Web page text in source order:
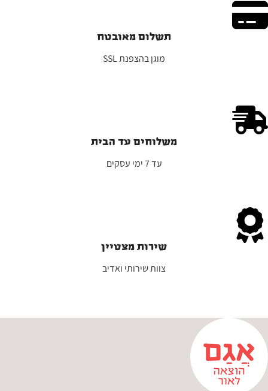
שירות מצטיין
צוות שירותי ואדיב
משלוחים עד הבית
עד 7 ימי עסקים
תשלום מאובטח
מוגן בהצפנת SSL